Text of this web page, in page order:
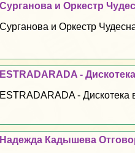
Сурганова и Оркестр
Сурганова и Оркестр
ESTRADARADA -
ESTRADARADA - Дискотека
Надежда Кадышева